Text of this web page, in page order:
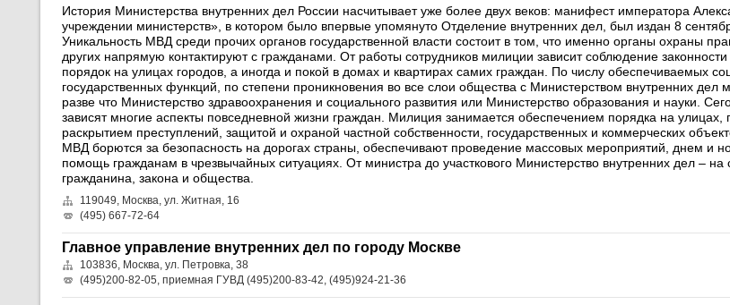
История Министерства внутренних дел России насчитывает уже более двух веков: манифест императора
учреждении министерств», в котором было впервые упомянуто Отделение внутренних дел, был издан 8
Уникальность МВД среди прочих органов государственной власти состоит в том, что именно органы охраны
других напрямую контактируют с гражданами. От работы сотрудников милиции зависит соблюдение законности
порядок на улицах городов, а иногда и покой в домах и квартирах самих граждан. По числу обеспечиваемых
государственных функций, по степени проникновения во все слои общества с Министерством внутренних дел
разве что Министерство здравоохранения и социального развития или Министерство образования и науки.
зависят многие аспекты повседневной жизни граждан. Милиция занимается обеспечением порядка на
раскрытием преступлений, защитой и охраной частной собственности, государственных и коммерческих
МВД борются за безопасность на дорогах страны, обеспечивают проведение массовых мероприятий, днем и
помощь гражданам в чрезвычайных ситуациях. От министра до участкового Министерство внутренних дел – на
гражданина, закона и общества.
119049, Москва, ул. Житная, 16
(495) 667-72-64
Главное управление внутренних дел по городу Москве
103836, Москва, ул. Петровка, 38
(495)200-82-05, приемная ГУВД (495)200-83-42, (495)924-21-36